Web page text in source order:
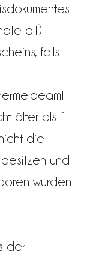
alt)
falls
älter als 1
die
und
wurden
der